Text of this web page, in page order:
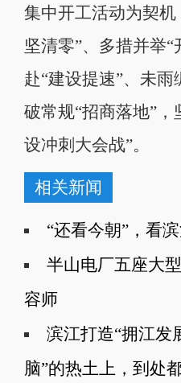
集中开工活动为契
坚清零”、多措并举“
赴“建设提速”、未雨
破常规“招商落地”
设冲刺大会战”。
相关新闻
“还看今朝”，看
半山电厂五座大
容师
滨江打造“拥江发
脑”的热土上，到处